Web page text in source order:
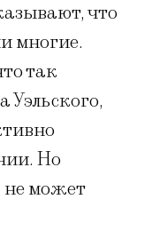
что
многие.
так
Уэльского,
Но
не может